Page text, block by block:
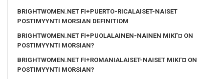
BRIGHTWOMEN.NET FI+PUERTO-RICALAISET-NAISET
POSTIMYYNTI MORSIAN DEFINITIOM
BRIGHTWOMEN.NET FI+PUOLALAINEN-NAINEN MIKГ¤ ON
POSTIMYYNTI MORSIAN?
BRIGHTWOMEN.NET FI+ROMANIALAISET-NAISET MIKГ¤ ON
POSTIMYYNTI MORSIAN?